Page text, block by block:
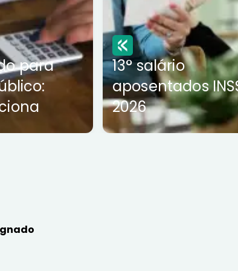
para
13° salário
aposentados
2026